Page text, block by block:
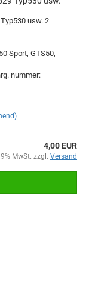
usw. 2
Sport, GTS50,
nummer:
4,00 EUR
MwSt. zzgl. Versand